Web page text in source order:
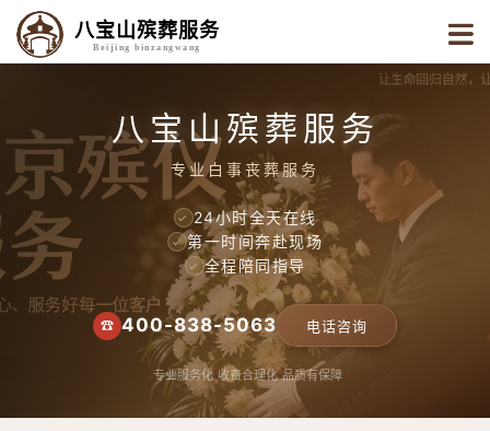
八宝山殡葬服务
Beijing binzangwang
八宝山殡葬服务
专业白事丧葬服务
✓ 24小时全天在线
✓ 第一时间奔赴现场
✓ 全程陪同指导
☎ 400-838-5063 电话咨询
专业服务化 收费合理化 品质有保障